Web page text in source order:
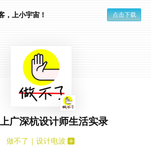
，上小宇宙！ 点击下载
上广深杭设计师生活实录
做不了｜设计电波